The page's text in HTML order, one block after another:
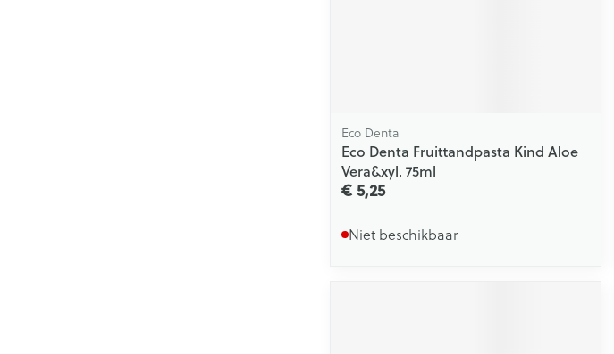
Eco Denta
Eco Denta Fruittandpasta Kind Aloe
Vera&xyl. 75ml
€ 5,25
Niet beschikbaar